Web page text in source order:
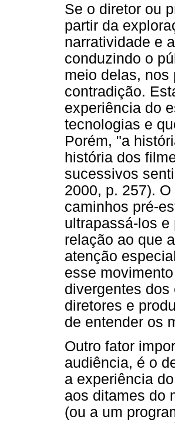
Se o diretor ou
partir da
narratividade e
conduzindo o
meio delas, nos
contradição.
experiência do
tecnologias e
Porém, "a
história dos
sucessivos
2000, p. 257).
caminhos pré-
ultrapassá-los
relação ao que
atenção
esse
divergentes
diretores e
de entender os
Outro fator
audiência, é o
a experiência
aos ditames do
(ou a um